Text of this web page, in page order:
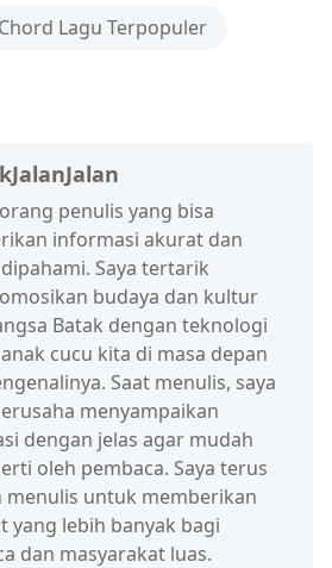
Chord Lagu Terpopuler
penulis yang bisa
informasi akurat dan
Saya tertarik
budaya dan kultur
Batak dengan teknologi
cucu kita di masa depan
Saat menulis, saya
menyampaikan
dengan jelas agar mudah
oleh pembaca. Saya terus
menulis untuk memberikan
yang lebih banyak bagi
dan masyarakat luas.